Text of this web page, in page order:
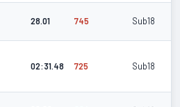
28.01 745 Sub18
02:31.48 725 Sub18